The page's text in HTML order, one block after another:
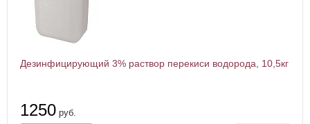
Дезинфицирующий 3% раствор перекиси водорода, 10,5кг
1250 руб.